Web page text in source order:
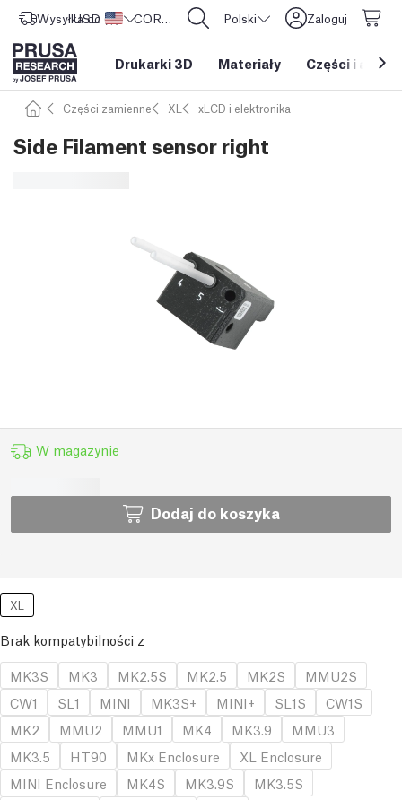
Wysyłka do Stany Zjednoczone
USD ($) CORE One L: Już w sprzedaży! Polski Zaloguj
Drukarki 3D Materiały Części i
Części zamienne XL xLCD i elektronika
Side Filament sensor right
W magazynie
Dodaj do koszyka
XL
Brak kompatybilności z
MK3S
MK3 MK2.5S MK2.5 MK2S
MMU2S
CW1
SL1 MINI MK3S+ MINI+ SL1S
CW1S
MK2
MMU2 MMU1 MK4 MK3.9
MMU3
MK3.5
HT90 MKx Enclosure
XL Enclosure
MINI Enclosure
MK4S MK3.9S
MK3.5S